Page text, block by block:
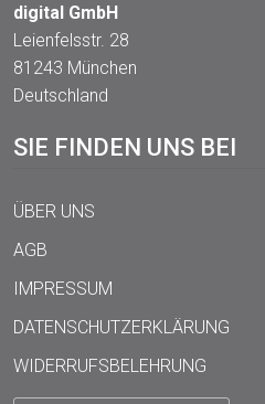
digital GmbH
Leienfelsstr. 28
81243 München
Deutschland
SIE FINDEN UNS BEI
ÜBER UNS
AGB
IMPRESSUM
DATENSCHUTZERKLÄRUNG
WIDERRUFSBELEHRUNG